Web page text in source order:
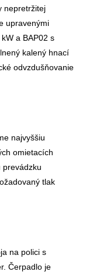
nepretržitej
upravenými
a BAP02 s
kalený hnací
odvzdušňovanie
najvyššiu
omietacích
prevádzku
tlak
na polici s
Čerpadlo je